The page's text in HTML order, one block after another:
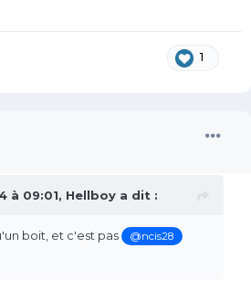
1
à 09:01, Hellboy a dit :
boit, et c'est pas @ncis28